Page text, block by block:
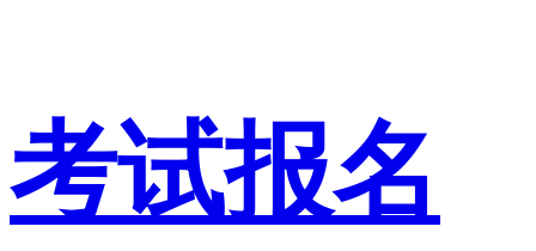
考试报名